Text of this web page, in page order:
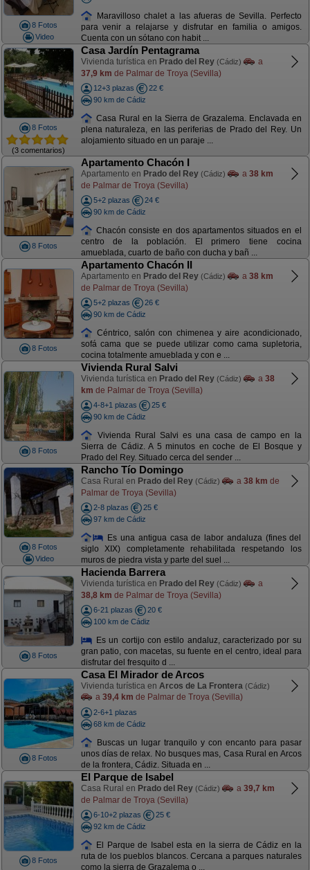
8 Fotos
Video
Maravilloso chalet a las afueras de Sevilla. Perfecto
para venir a relajarse y disfrutar en familia o amigos.
Cuenta con un sótano con habit ...
8 Fotos
(3 comentarios)
Casa Jardín Pentagrama
Vivienda turística en Prado del Rey (Cádiz)
a
37,9 km de Palmar de Troya (Sevilla)
12+3 plazas
22 €
90 km de Cádiz
Casa Rural en la Sierra de Grazalema. Enclavada en
plena naturaleza, en las periferias de Prado del Rey. Un
alojamiento situado en un paraje ...
8 Fotos
Apartamento Chacón I
Apartamento en Prado del Rey (Cádiz) a 38 km
de Palmar de Troya (Sevilla)
5+2 plazas
24 €
90 km de Cádiz
Chacón consiste en dos apartamentos situados en el
centro de la población. El primero tiene cocina
amueblada, cuarto de baño con ducha y bañ ...
8 Fotos
Apartamento Chacón II
Apartamento en Prado del Rey (Cádiz) a 38 km
de Palmar de Troya (Sevilla)
5+2 plazas
26 €
90 km de Cádiz
Céntrico, salón con chimenea y aire acondicionado,
sofá cama que se puede utilizar como cama supletoria,
cocina totalmente amueblada y con e ...
8 Fotos
Vivienda Rural Salvi
Vivienda turística en Prado del Rey (Cádiz) a 38
km de Palmar de Troya (Sevilla)
4-8+1 plazas
25 €
90 km de Cádiz
Vivienda Rural Salvi es una casa de campo en la
Sierra de Cádiz. A 5 minutos en coche de El Bosque y
Prado del Rey. Situado cerca del sender ...
8 Fotos
Video
Rancho Tío Domingo
Casa Rural en Prado del Rey (Cádiz) a 38 km de
Palmar de Troya (Sevilla)
2-8 plazas
25 €
97 km de Cádiz
Es una antigua casa de labor andaluza (fines del
siglo XIX) completamente rehabilitada respetando los
muros de piedra vista y parte del suel ...
8 Fotos
Hacienda Barrera
Vivienda turística en Prado del Rey (Cádiz)
a
38,8 km de Palmar de Troya (Sevilla)
6-21 plazas
20 €
100 km de Cádiz
Es un cortijo con estilo andaluz, caracterizado por su
gran patio, con macetas, su fuente en el centro, ideal para
disfrutar del fresquito d ...
8 Fotos
Casa El Mirador de Arcos
Vivienda turística en Arcos de La Frontera (Cádiz)
a 39,4 km de Palmar de Troya (Sevilla)
2-6+1 plazas
68 km de Cádiz
Buscas un lugar tranquilo y con encanto para pasar
unos días de relax. No busques mas, Casa Rural en Arcos
de la frontera, Cádiz. Situada en ...
8 Fotos
El Parque de Isabel
Casa Rural en Prado del Rey (Cádiz) a 39,7 km
de Palmar de Troya (Sevilla)
6-10+2 plazas
25 €
92 km de Cádiz
El Parque de Isabel esta en la sierra de Cádiz en la
ruta de los pueblos blancos. Cercana a parques naturales
como la sierra de Grazalema o ...